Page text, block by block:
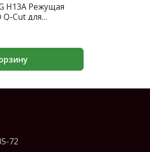
H13A Режущая
Cut для
72